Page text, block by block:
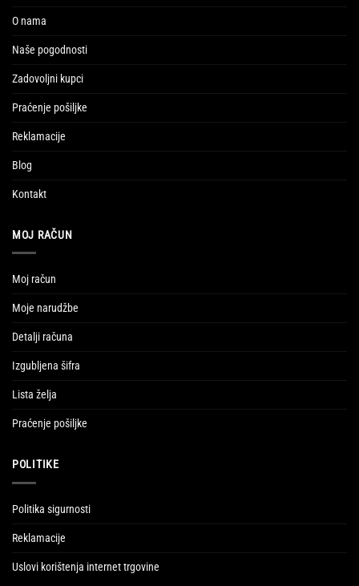
O nama
Naše pogodnosti
Zadovoljni kupci
Praćenje pošiljke
Reklamacije
Blog
Kontakt
MOJ RAČUN
Moj račun
Moje narudžbe
Detalji računa
Izgubljena šifra
Lista želja
Praćenje pošiljke
POLITIKE
Politika sigurnosti
Reklamacije
Uslovi korištenja internet trgovine